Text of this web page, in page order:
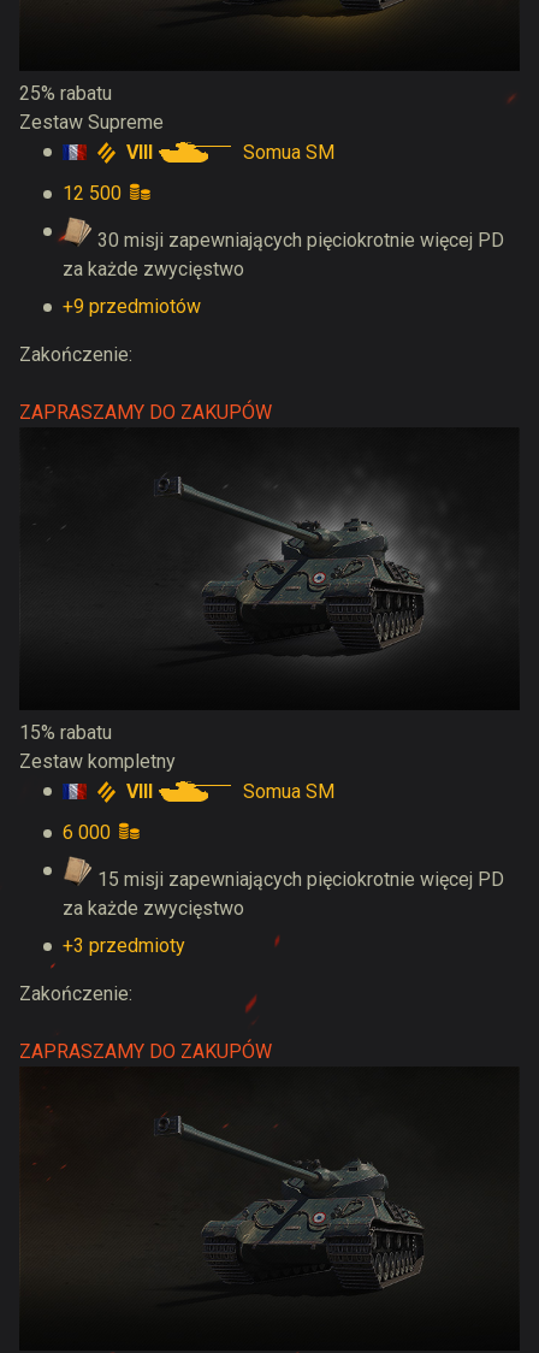
25% rabatu
Zestaw Supreme
VIII
Somua SM
12 500
30 misji zapewniających pięciokrotnie więcej PD
za każde zwycięstwo
+9 przedmiotów
Zakończenie:
ZAPRASZAMY DO ZAKUPÓW
15% rabatu
Zestaw kompletny
VIII
Somua SM
6 000
15 misji zapewniających pięciokrotnie więcej PD
za każde zwycięstwo
+3 przedmioty
Zakończenie:
ZAPRASZAMY DO ZAKUPÓW